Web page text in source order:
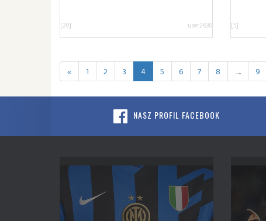
[20] user2630 [5]
« 1 2 3 4 5 6 7 8 ..... 9
NASZ PROFIL FACEBOOK